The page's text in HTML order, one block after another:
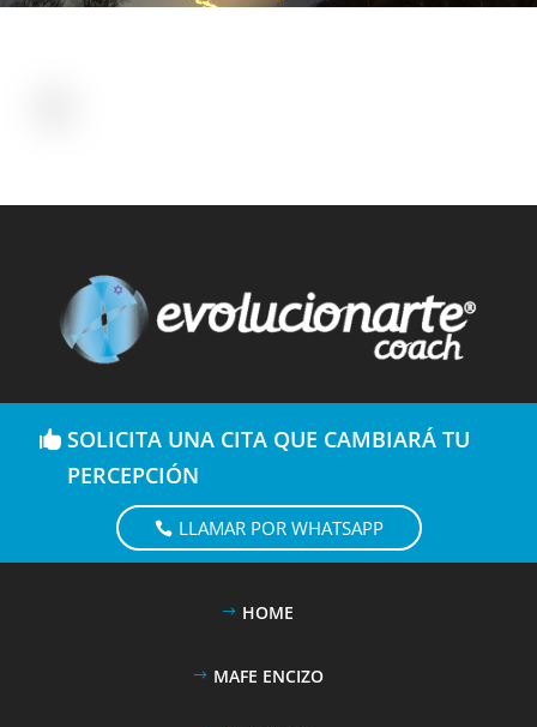
SOLICITA UNA CITA QUE CAMBIARÁ TU
PERCEPCIÓN
LLAMAR POR WHATSAPP
HOME
MAFE ENCIZO